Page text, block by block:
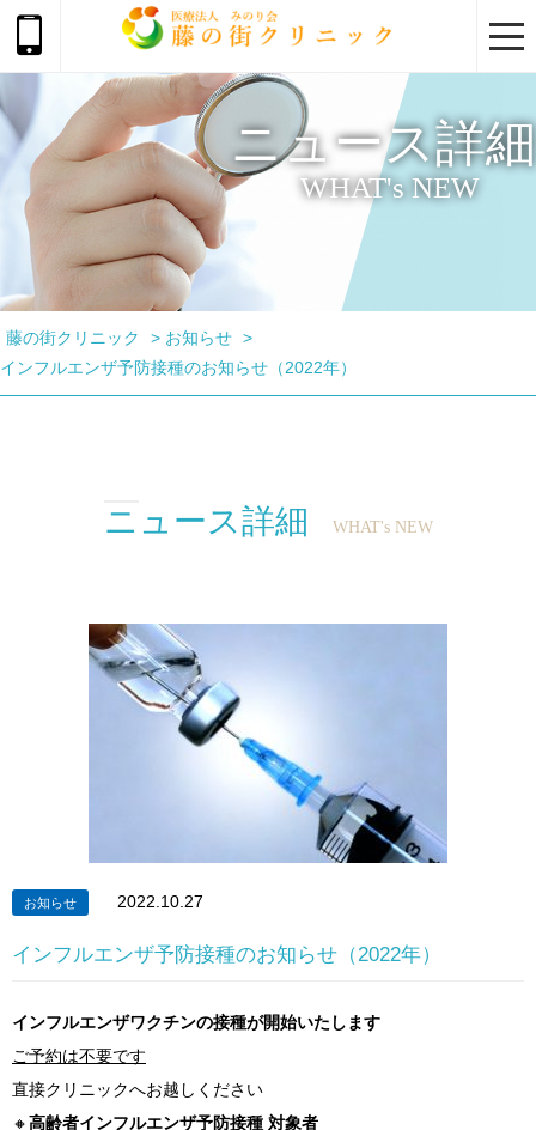
ニュース詳細
WHAT's NEW
藤の街クリニック > お知らせ >
インフルエンザ予防接種のお知らせ（2022年）
ニュース詳細 WHAT's NEW
お知らせ 2022.10.27
インフルエンザ予防接種のお知らせ（2022年）
インフルエンザワクチンの接種が開始いたします
ご予約は不要です
直接クリニックへお越しください
🔸高齢者インフルエンザ予防接種 対象者